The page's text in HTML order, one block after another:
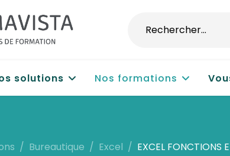
solutions Nos formations
Bureautique Excel EXCEL FONCTIONS